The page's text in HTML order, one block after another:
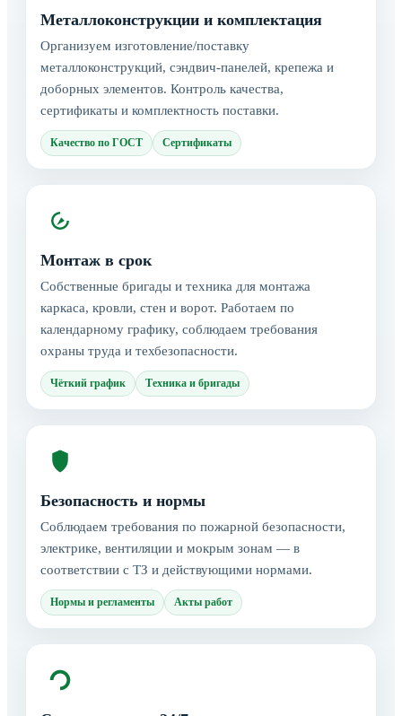
Металлоконструкции и комплектация
Организуем изготовление/поставку
металлоконструкций, сэндвич‑панелей, крепежа и
доборных элементов. Контроль качества,
сертификаты и комплектность поставки.
Качество по ГОСТ Сертификаты
Монтаж в срок
Собственные бригады и техника для монтажа
каркаса, кровли, стен и ворот. Работаем по
календарному графику, соблюдаем требования
охраны труда и техбезопасности.
Чёткий график Техника и бригады
Безопасность и нормы
Соблюдаем требования по пожарной безопасности,
электрике, вентиляции и мокрым зонам — в
соответствии с ТЗ и действующими нормами.
Нормы и регламенты Акты работ